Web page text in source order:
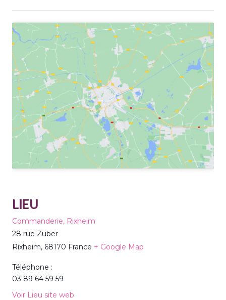
LIEU
Commanderie, Rixheim
28 rue Zuber
Rixheim, 68170 France + Google Map
Téléphone :
03 89 64 59 59
Voir Lieu site web